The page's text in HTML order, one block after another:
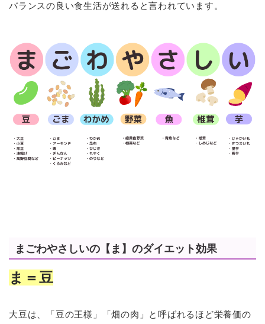
バランスの良い食生活が送れると言われています。
まごわやさしいの【ま】のダイエット効果
ま＝豆
大豆は、「豆の王様」「畑の肉」と呼ばれるほど栄養価の